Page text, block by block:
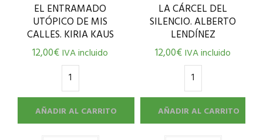
EL ENTRAMADO
UTÓPICO DE MIS
CALLES. KIRIA KAUS
12,00€IVA incluido
AÑADIR AL CARRITO
LA CÁRCEL DEL
SILENCIO. ALBERTO
LENDÍNEZ
12,00€IVA incluido
AÑADIR AL CARRITO